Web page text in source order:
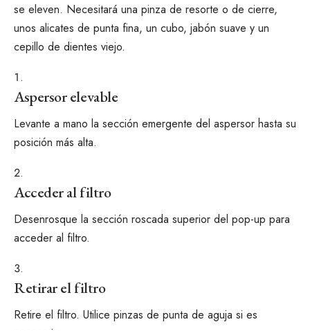
se eleven. Necesitará una pinza de resorte o de cierre,
unos alicates de punta fina, un cubo, jabón suave y un
cepillo de dientes viejo.
Aspersor elevable
Levante a mano la sección emergente del aspersor hasta su
posición más alta.
Acceder al filtro
Desenrosque la sección roscada superior del pop-up para
acceder al filtro.
Retirar el filtro
Retire el filtro. Utilice pinzas de punta de aguja si es